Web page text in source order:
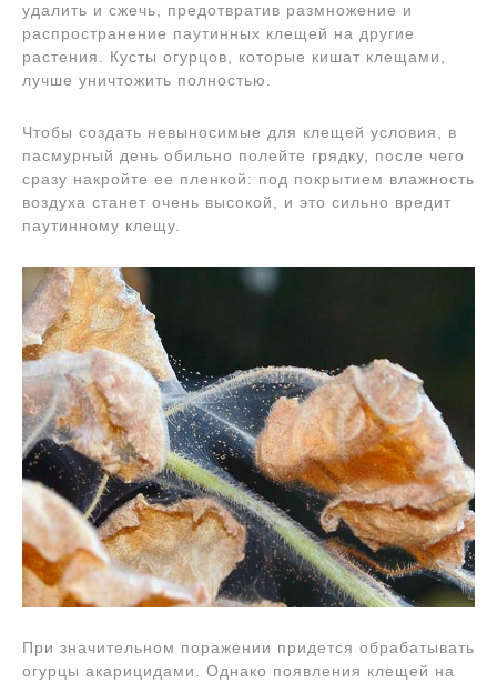
удалить и сжечь, предотвратив размножение и
распространение паутинных клещей на другие
растения. Кусты огурцов, которые кишат клещами,
лучше уничтожить полностью.
Чтобы создать невыносимые для клещей условия, в
пасмурный день обильно полейте грядку, после чего
сразу накройте ее пленкой: под покрытием влажность
воздуха станет очень высокой, и это сильно вредит
паутинному клещу.
При значительном поражении придется обрабатывать
огурцы акарицидами. Однако появления клещей на